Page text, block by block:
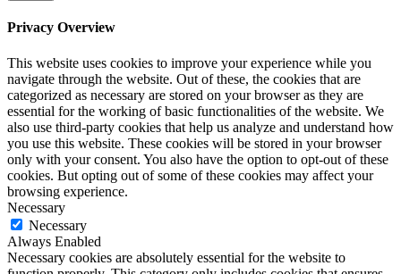
Privacy Overview
This website uses cookies to improve your experience while you
navigate through the website. Out of these, the cookies that are
categorized as necessary are stored on your browser as they are
essential for the working of basic functionalities of the website. We
also use third-party cookies that help us analyze and understand how
you use this website. These cookies will be stored in your browser
only with your consent. You also have the option to opt-out of these
cookies. But opting out of some of these cookies may affect your
browsing experience.
Necessary
Necessary
Always Enabled
Necessary cookies are absolutely essential for the website to